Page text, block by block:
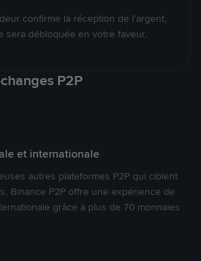
confirme la réception de l’argent,
sera débloquée en votre faveur.
P2P
et internationale
autres plateformes P2P qui ciblent
Binance P2P offre une expérience de
grâce à plus de 70 monnaies